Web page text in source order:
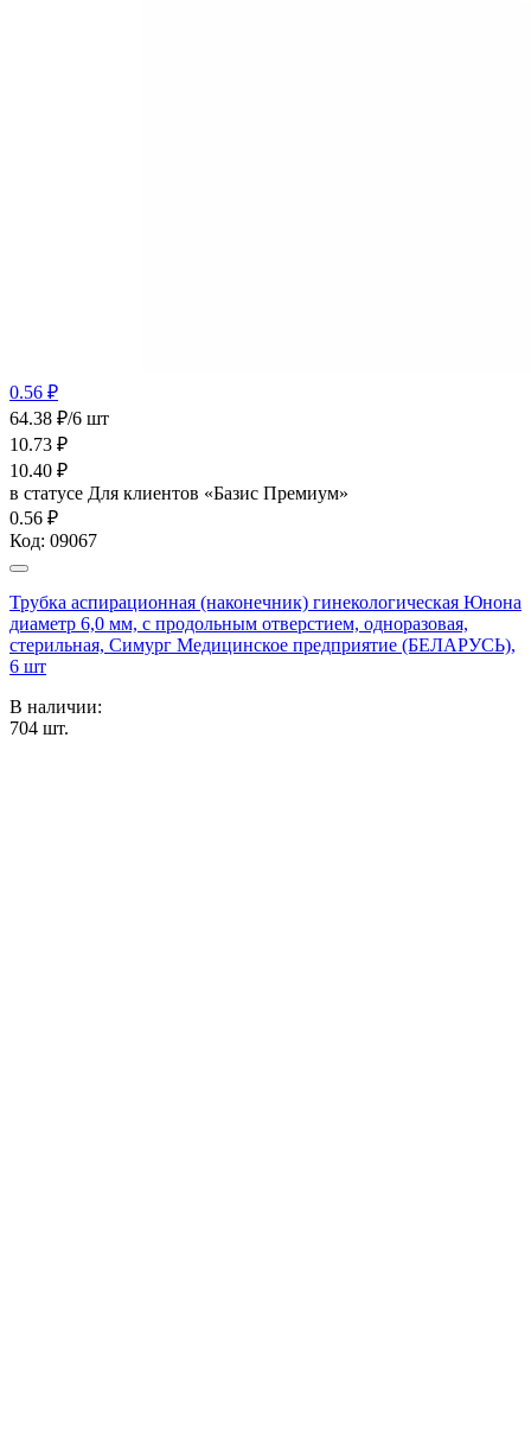
0.56 ₽
64.38 ₽/6 шт
10.73 ₽
10.40 ₽
в статусе Для клиентов «Базис Премиум»
0.56 ₽
Код: 09067
Трубка аспирационная (наконечник) гинекологическая Юнона
диаметр 6,0 мм, с продольным отверстием, одноразовая,
стерильная, Симург Медицинское предприятие (БЕЛАРУСЬ),
6 шт
В наличии:
704 шт.